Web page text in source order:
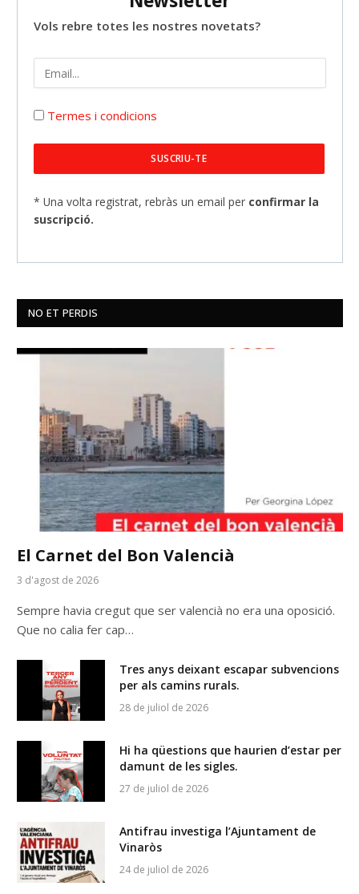
Vols rebre totes les nostres novetats?
Termes i condicions
* Una volta registrat, rebràs un email per confirmar la
suscripció.
NO ET PERDIS
El Carnet del Bon Valencià
3 d'agost de 2026
Sempre havia cregut que ser valencià no era una oposició.
Que no calia fer cap…
Tres anys deixant escapar subvencions
per als camins rurals.
28 de juliol de 2026
Hi ha qüestions que haurien d’estar per
damunt de les sigles.
27 de juliol de 2026
Antifrau investiga l’Ajuntament de
Vinaròs
24 de juliol de 2026